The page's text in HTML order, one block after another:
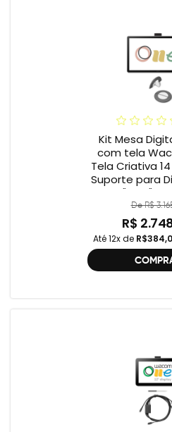
Kit Mesa
com tela
Tela Criativa
Suporte para
12" e 13"
De R$
R$
Até 12x de